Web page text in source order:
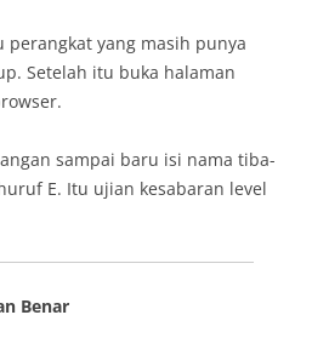
perangkat yang masih punya
Setelah itu buka halaman
sampai baru isi nama tiba-
E. Itu ujian kesabaran level
Benar